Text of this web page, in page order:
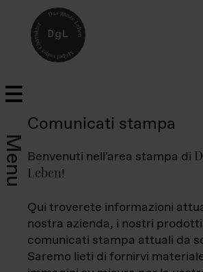
Menu
Comunicati stampa
Benvenuti nell'area stampa di
Leben!
Qui troverete informazioni
nostra azienda, i nostri prodotti
comunicati stampa attuali da
Saremo lieti di fornirvi